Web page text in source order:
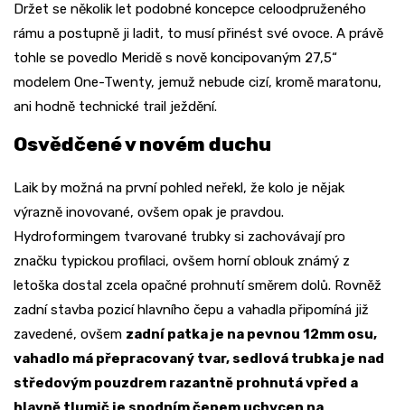
Držet se několik let podobné koncepce celoodpruženého
rámu a postupně ji ladit, to musí přinést své ovoce. A právě
tohle se povedlo Meridě s nově koncipovaným 27,5“
modelem One-Twenty, jemuž nebude cizí, kromě maratonu,
ani hodně technické trail ježdění.
Osvědčené v novém duchu
Laik by možná na první pohled neřekl, že kolo je nějak
výrazně inovované, ovšem opak je pravdou.
Hydroformingem tvarované trubky si zachovávají pro
značku typickou profilaci, ovšem horní oblouk známý z
letoška dostal zcela opačné prohnutí směrem dolů. Rovněž
zadní stavba pozicí hlavního čepu a vahadla připomíná již
zavedené, ovšem zadní patka je na pevnou 12mm osu,
vahadlo má přepracovaný tvar, sedlová trubka je nad
středovým pouzdrem razantně prohnutá vpřed a